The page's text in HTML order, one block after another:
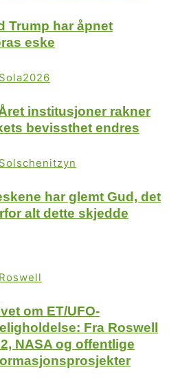
Trump har åpnet
eske
institusjoner rakner
bevissthet endres
har glemt Gud, det
alt dette skjedde
om ET/UFO-
Fra Roswell
NASA og offentlige